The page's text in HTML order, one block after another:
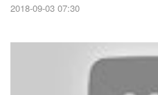
2018-09-03 07:30